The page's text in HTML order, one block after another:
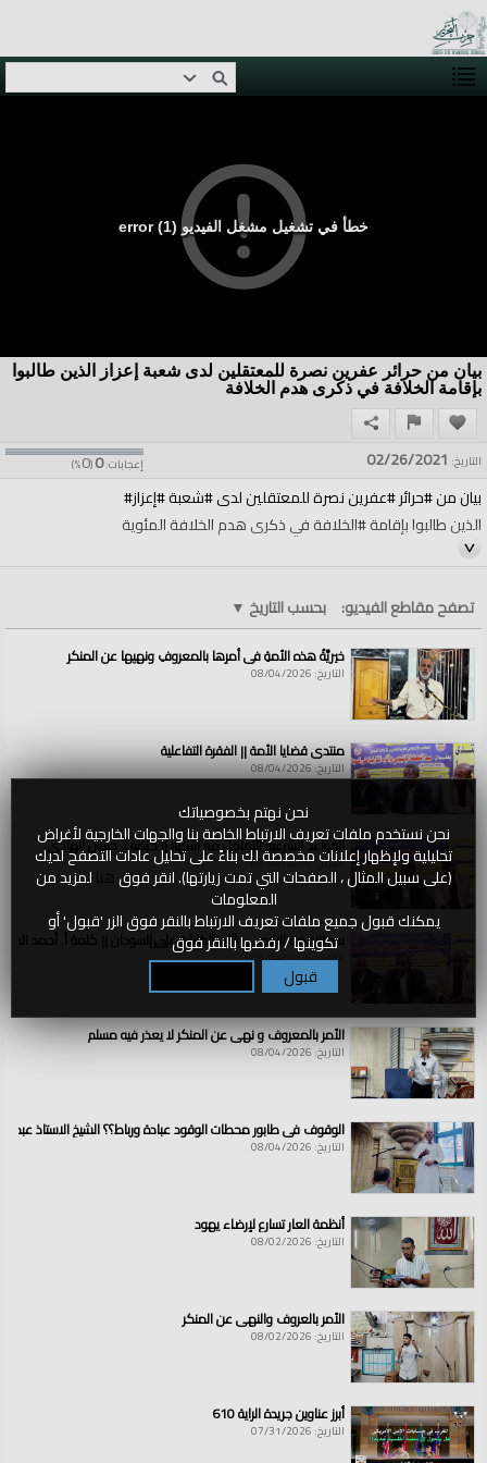
نحن نهتم بخصوصياتك
نحن نستخدم ملفات تعريف الارتباط الخاصة بنا والجهات الخارجية لأغراض
تحليلية ولإظهار إعلانات مخصصة لك بناءً على تحليل عادات التصفح لديك
(على سبيل المثال ، الصفحات التي تمت زيارتها). انقر فوق لمزيد من
المعلومات
يمكنك قبول جميع ملفات تعريف الارتباط بالنقر فوق الزر 'قبول' أو
تكوينها / رفضها بالنقر فوق
قبول
خطأ في تشغيل مشغل الفيديو (1) error
بيان من حرائر عفرين نصرة للمعتقلين لدى شعبة إعزاز الذين طالبوا
بإقامة الخلافة في ذكرى هدم الخلافة
إعجابات:0
(
0
%) التاريخ: 02/26/2021
بيان من #حرائر #عفرين نصرة للمعتقلين لدى #شعبة #إعزاز#
الذين طالبوا بإقامة #الخلافة في ذكرى هدم الخلافة المئوية
تنويه: "منبر الأمة" هي قناة مختصة تنشر تسجيلات الخلافة المختارة مما يعده
أبناء الأمة الإسلامية، وتسجيلاتها ليست صادرة عن حزب التحرير أو أية جهة رسمية
فيه، وإنما هي تسجيلات أبناء الأمة الإسلامية، ننشرها على صفحاتنا من باب نشر
ما نرى فيه الخير للإسلام والمسلمين.
الفئات:
قنوات:
منبر الأمة
العلامات:بيان|من|حرائر|عفرين|نصرة|للمعتقلين|لدى|شعبة|إعزاز|الذين
طالبوا|بإقامة|الخلافة في|ذكرى|هدم|الخلافة
تصفح مقاطع الفيديو: بحسب التاريخ ▼
خيريَّةُ هذه الأمةِ في أمرِها بالمعروفِ ونهيِها عن المنكرِ
التاريخ: 08/04/2026
منتدى قضايا الأمة || الفقرة التفاعلية
التاريخ: 08/04/2026
القواعد الشرعية للتعامل مع الأنهار || كلمة أ. حسين الهادي
التاريخ: 08/04/2026
سد النهضة الاثيوبي وآثاره الكارثية على السودان || كلمة أ. أحمد
التاريخ: 08/04/2026
الأمر بالمعروف و نهي عن المنكر لا يعذر فيه مسلم
التاريخ: 08/04/2026
الوقوف في طابور محطات الوقود عبادة ورباط؟؟ الشيخ الاستاذ عبد
التاريخ: 08/04/2026
أنظمة العار تسارع لإرضاء يهود
التاريخ: 08/02/2026
الأمر بالعروف والنهي عن المنكر
التاريخ: 08/02/2026
أبرز عناوين جريدة الراية 610
التاريخ: 07/31/2026